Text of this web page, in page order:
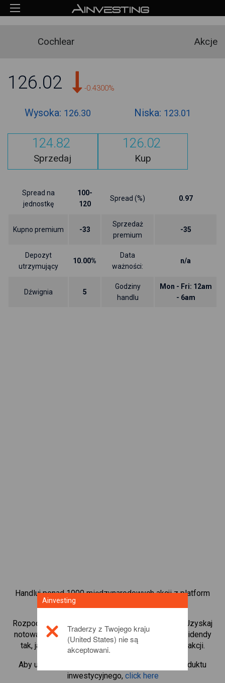
Cochlear Akcje
126.02 -0.4300%
Wysoka: 126.30 Niska: 123.01
124.82
Sprzedaj
126.02
Kup
Spread na
jednostkę
100-
120
Spread (%) 0.97
Kupno premium -33
Sprzedaż
premium
-35
Depozyt
utrzymujący
10.00%
Data
ważności:
n/a
Dźwignia 5
Godziny
handlu
Mon - Fri: 12am
- 6am
Handluj ponad 1000 międzynarodowych akcji z platform
handlową CFD od Ainvesting.
Rozpocznij handel kontraktami CFD w
. Uzyskaj
notowania w czasie rzeczywistym i otrzymuj dywidendy
tak, jak w przypadku rzeczywistego posiadania akcji.
Aby uzyskać więcej informacji na temat tego produktu
inwestycyjnego, click here
Ainvesting
Traderzy z Twojego kraju
(United States) nie są
akceptowani.